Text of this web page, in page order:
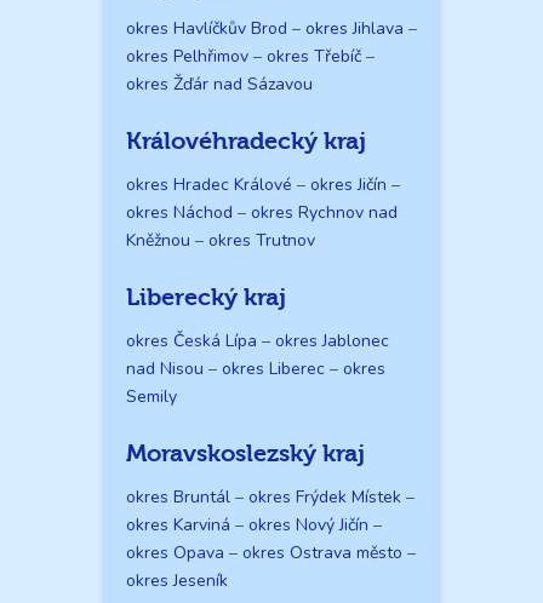
okres Havlíčkův Brod – okres Jihlava –
okres Pelhřimov – okres Třebíč –
okres Žďár nad Sázavou
Královéhradecký kraj
okres Hradec Králové – okres Jičín –
okres Náchod – okres Rychnov nad
Kněžnou – okres Trutnov
Liberecký kraj
okres Česká Lípa – okres Jablonec
nad Nisou – okres Liberec – okres
Semily
Moravskoslezský kraj
okres Bruntál – okres Frýdek Místek –
okres Karviná – okres Nový Jičín –
okres Opava – okres Ostrava město –
okres Jeseník